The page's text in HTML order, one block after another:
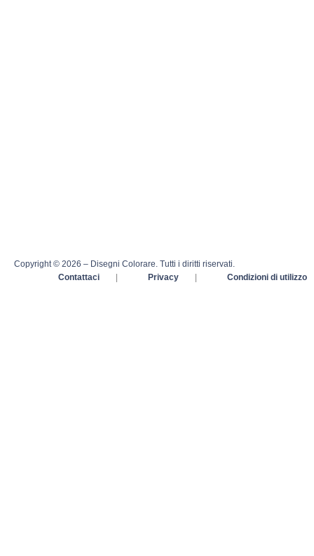
Copyright © 2026 – Disegni Colorare. Tutti i diritti riservati.
Contattaci
| Privacy | Condizioni di utilizzo